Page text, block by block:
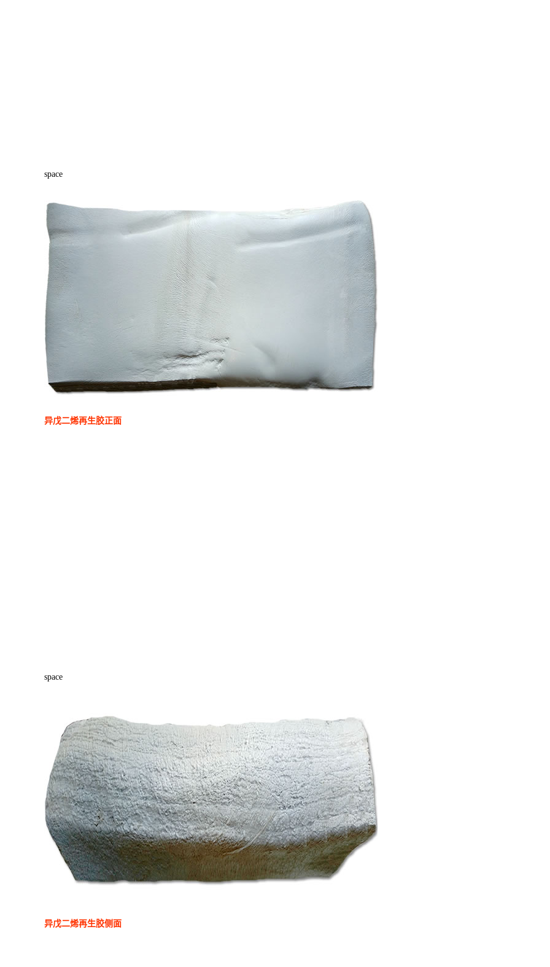
space
异戊二烯再生胶正面
space
异戊二烯再生胶侧面